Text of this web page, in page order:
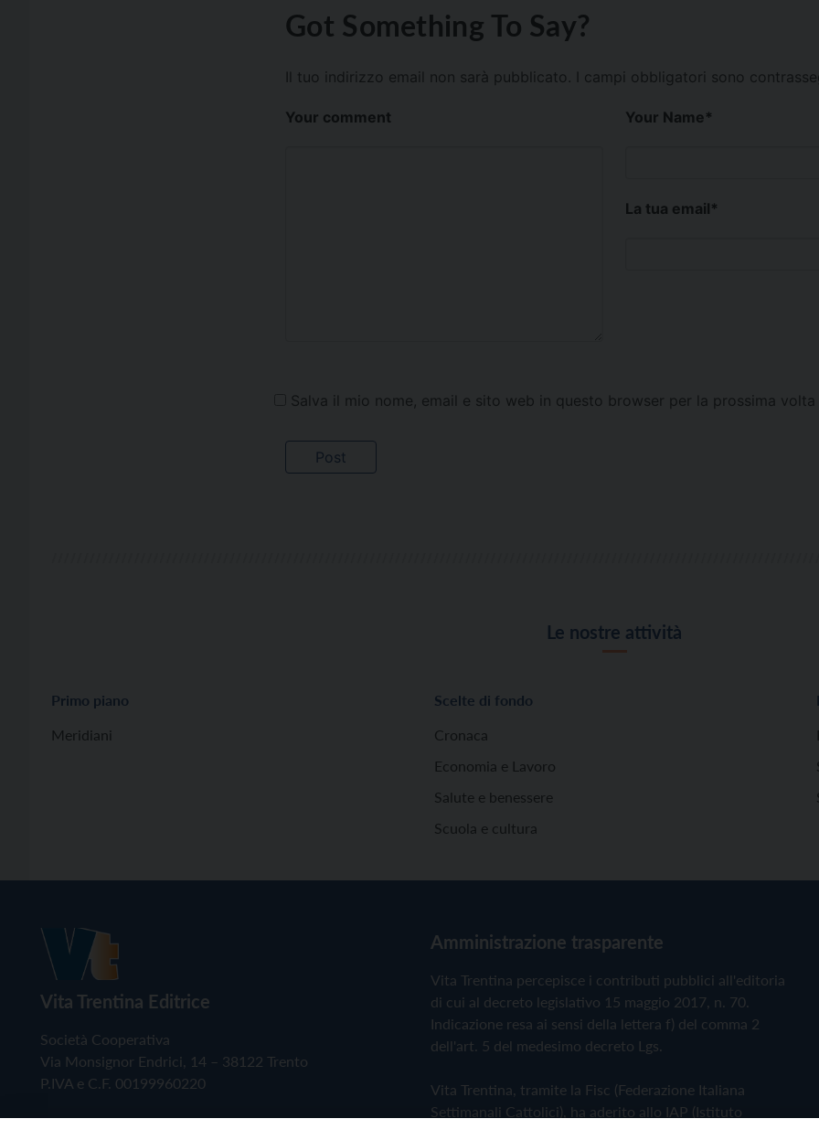
Got Something To Say?
Il tuo indirizzo email non sarà pubblicato. I campi obbligatori sono
Your comment Your Name*
La tua email*
Salva il mio nome, email e sito web in questo browser per la prossima
Le nostre attività
Primo piano
Meridiani
Scelte di fondo
Cronaca
Economia e Lavoro
Salute e benessere
Scuola e cultura
Vita Trentina Editrice
Società Cooperativa
Via Monsignor Endrici, 14 – 38122 Trento
P.IVA e C.F. 00199960220
Amministrazione trasparente
Vita Trentina percepisce i contributi pubblici all'editoria
di cui al decreto legislativo 15 maggio 2017, n. 70.
Indicazione resa ai sensi della lettera f) del comma 2
dell'art. 5 del medesimo decreto Lgs.
Vita Trentina, tramite la Fisc (Federazione Italiana
Settimanali Cattolici), ha aderito allo IAP (Istituto